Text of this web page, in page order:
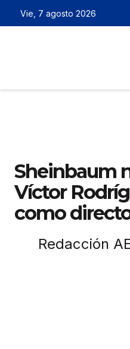
Vie, 7 agosto 2026
Sheinbaum
Víctor
como
Redacción